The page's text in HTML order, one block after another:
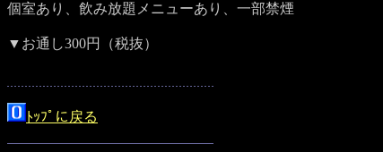
個室あり、飲み放題メニューあり、一部禁煙
▼お通し300円（税抜）
ﾄｯﾌﾟに戻る